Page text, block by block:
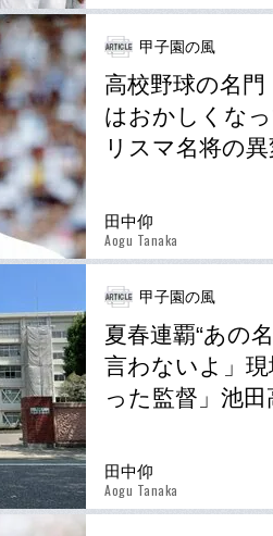
甲子園の風
高校野球の名
はおかしくな
リスマ名将の
田中仰
Aogu Tanaka
甲子園の風
夏春連覇“あの
言わないよ」
った監督」池
田中仰
Aogu Tanaka